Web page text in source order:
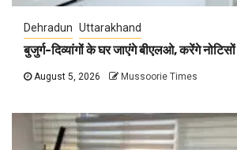
Dehradun Uttarakhand
बुजुर्ग-दिव्यांगों के घर जाएंगे बीएलओ, करेंगे
August 5, 2026 Mussoorie Times